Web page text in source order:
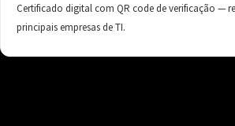
Certificado digital com QR code de verificação —
principais empresas de TI.